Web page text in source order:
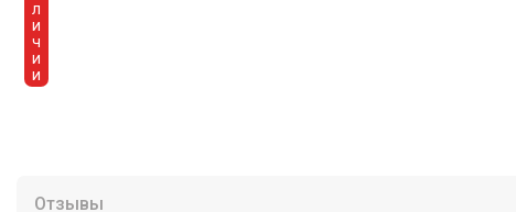
л
и
ч
и
и
Отзывы